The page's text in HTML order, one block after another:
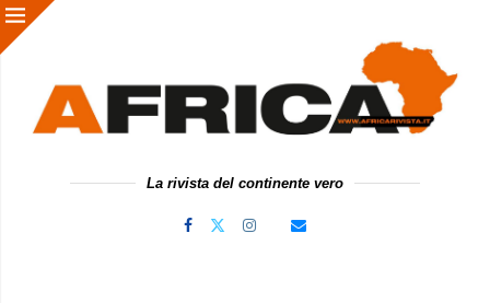
La rivista del continente vero